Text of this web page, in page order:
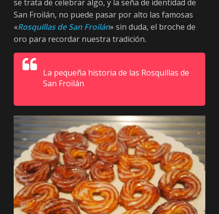
se trata de celebrar algo, y la seña de identidad de
San Froilán, no puede pasar por alto las famosas
«Rosquillas de San Froilán» sin duda, el broche de
oro para recordar nuestra tradición.
La pequeña historia de las Rosquillas de
San Froilán